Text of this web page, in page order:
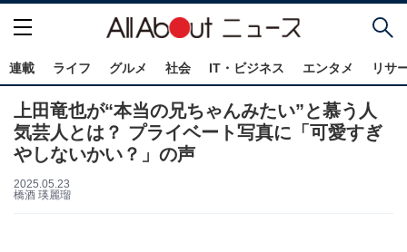
連載 ライフ グルメ 社会 IT・ビジネス エンタメ リサ
上田竜也が“本当の兄ちゃんみたい”と慕う人
気芸人とは？ プライベート写真に「可愛すぎ
やしないかい？」の声
2025.05.23
橋酒 瑛麗瑠